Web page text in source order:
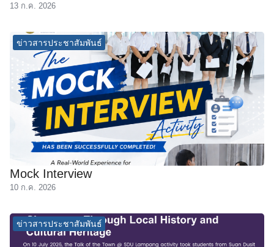
รนักศึกษา
13 ก.ค. 2026
ข่าวสารประชาสัมพันธ์
Mock Interview
10 ก.ค. 2026
ข่าวสารประชาสัมพันธ์